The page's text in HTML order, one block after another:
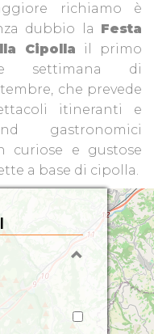
richiamo è
dubbio la Festa
Cipolla il primo
settimana di
che prevede
itineranti e
gastronomici
curiose e gustose
a base di cipolla.